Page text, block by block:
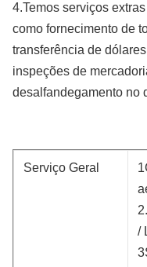
4.Temos serviços
como fornecimento de
transferência de
inspeções de
desalfandegamento no
Serviço Geral
/